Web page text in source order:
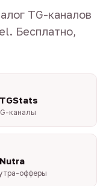
TG-каналов
Бесплатно,
каналы
офферы